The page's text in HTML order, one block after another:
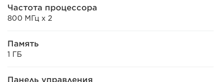
Частота процессора
800 МГц x 2
Память
1 ГБ
Панель управления